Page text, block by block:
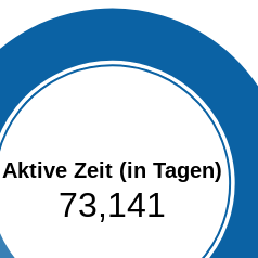
Aktive Zeit (in Tagen)
73,141